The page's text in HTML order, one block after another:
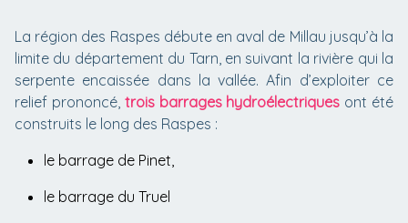
La région des Raspes débute en aval de Millau jusqu’à la
limite du département du Tarn, en suivant la rivière qui la
serpente encaissée dans la vallée. Afin d’exploiter ce
relief prononcé,trois barrages hydroélectriques ont été
construits le long des Raspes :
le barrage de Pinet,
le barrage du Truel